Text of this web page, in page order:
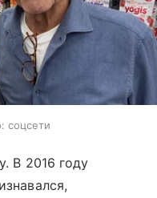
соцсети
В 2016 году